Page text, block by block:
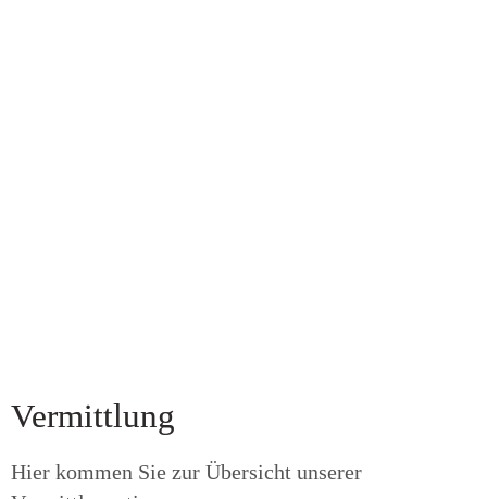
Vermittlung
Hier kommen Sie zur Übersicht unserer